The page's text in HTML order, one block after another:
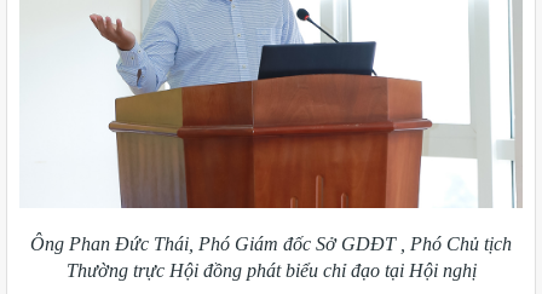
Ông Phan Đức Thái, Phó Giám đốc Sở GDĐT , Phó Chủ tịch
Thường trực Hội đồng phát biểu chỉ đạo tại Hội nghị